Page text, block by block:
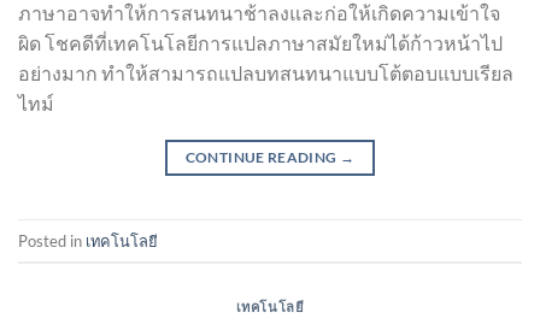
ภาษาอาจทำให้การสนทนาช้าลงและก่อให้เกิดความเข้าใจ
ผิด โชคดีที่เทคโนโลยีการแปลภาษาสมัยใหม่ได้ก้าวหน้าไป
อย่างมาก ทำให้สามารถแปลบทสนทนาแบบโต้ตอบแบบเรียล
ไทม์
CONTINUE READING →
Posted in เทคโนโลยี
เทคโนโลยี